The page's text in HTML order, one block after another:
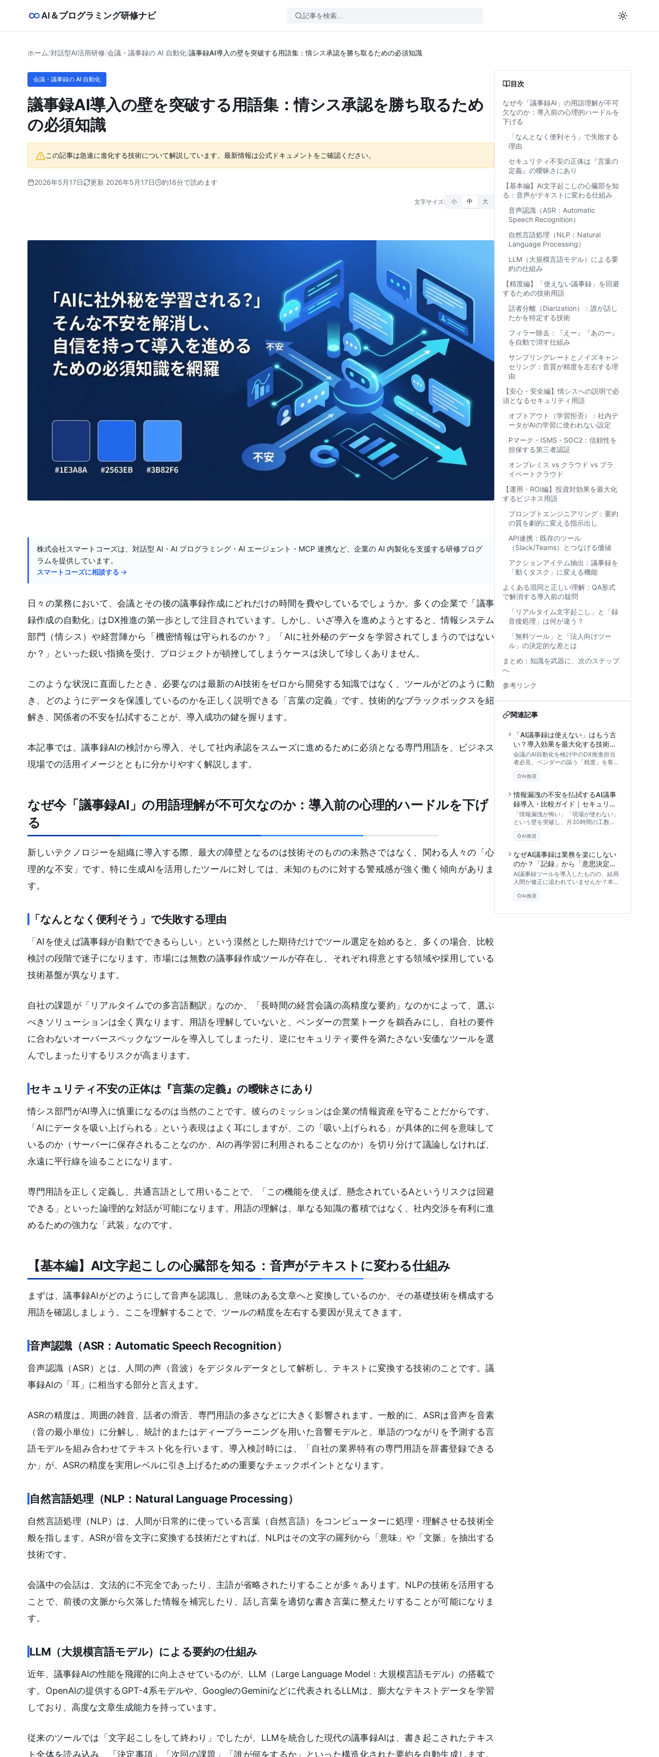
AI＆プログラミング研修ナビ
ホーム/対話型AI活用研修/会議・議事録の AI 自動化/議事録AI導入の壁を突破する用語集：情シス承認を勝ち取るための必須知識
会議・議事録の AI 自動化
議事録AI導入の壁を突破する用語集：情シス承認を勝ち取るため
の必須知識
この記事は急速に進化する技術について解説しています。最新情報は公式ドキュメントをご確認ください。
2026年5月17日 更新 2026年5月17日 約16分で読めます
文字サイズ: 小 中 大
株式会社スマートコーズは、対話型 AI・AI プログラミング・AI エージェント・MCP 連携など、企業の AI 内製化を支援する研修プログ
ラムを提供しています。
スマートコーズに相談する →
日々の業務において、会議とその後の議事録作成にどれだけの時間を費やしているでしょうか。多くの企業で「議事
録作成の自動化」はDX推進の第一歩として注目されています。しかし、いざ導入を進めようとすると、情報システム
部門（情シス）や経営陣から「機密情報は守られるのか？」「AIに社外秘のデータを学習されてしまうのではない
か？」といった鋭い指摘を受け、プロジェクトが頓挫してしまうケースは決して珍しくありません。
このような状況に直面したとき、必要なのは最新のAI技術をゼロから開発する知識ではなく、ツールがどのように動
き、どのようにデータを保護しているのかを正しく説明できる「言葉の定義」です。技術的なブラックボックスを紐
解き、関係者の不安を払拭することが、導入成功の鍵を握ります。
本記事では、議事録AIの検討から導入、そして社内承認をスムーズに進めるために必須となる専門用語を、ビジネス
現場での活用イメージとともに分かりやすく解説します。
なぜ今「議事録AI」の用語理解が不可欠なのか：導入前の心理的ハードルを下げ
る
新しいテクノロジーを組織に導入する際、最大の障壁となるのは技術そのものの未熟さではなく、関わる人々の「心
理的な不安」です。特に生成AIを活用したツールに対しては、未知のものに対する警戒感が強く働く傾向がありま
す。
「なんとなく便利そう」で失敗する理由
「AIを使えば議事録が自動でできるらしい」という漠然とした期待だけでツール選定を始めると、多くの場合、比較
検討の段階で迷子になります。市場には無数の議事録作成ツールが存在し、それぞれ得意とする領域や採用している
技術基盤が異なります。
自社の課題が「リアルタイムでの多言語翻訳」なのか、「長時間の経営会議の高精度な要約」なのかによって、選ぶ
べきソリューションは全く異なります。用語を理解していないと、ベンダーの営業トークを鵜呑みにし、自社の要件
に合わないオーバースペックなツールを導入してしまったり、逆にセキュリティ要件を満たさない安価なツールを選
んでしまったりするリスクが高まります。
セキュリティ不安の正体は『言葉の定義』の曖昧さにあり
情シス部門がAI導入に慎重になるのは当然のことです。彼らのミッションは企業の情報資産を守ることだからです。
「AIにデータを吸い上げられる」という表現はよく耳にしますが、この「吸い上げられる」が具体的に何を意味して
いるのか（サーバーに保存されることなのか、AIの再学習に利用されることなのか）を切り分けて議論しなければ、
永遠に平行線を辿ることになります。
専門用語を正しく定義し、共通言語として用いることで、「この機能を使えば、懸念されているAというリスクは回避
できる」といった論理的な対話が可能になります。用語の理解は、単なる知識の蓄積ではなく、社内交渉を有利に進
めるための強力な「武装」なのです。
【基本編】AI文字起こしの心臓部を知る：音声がテキストに変わる仕組み
まずは、議事録AIがどのようにして音声を認識し、意味のある文章へと変換しているのか、その基礎技術を構成する
用語を確認しましょう。ここを理解することで、ツールの精度を左右する要因が見えてきます。
音声認識（ASR：Automatic Speech Recognition）
音声認識（ASR）とは、人間の声（音波）をデジタルデータとして解析し、テキストに変換する技術のことです。議
事録AIの「耳」に相当する部分と言えます。
ASRの精度は、周囲の雑音、話者の滑舌、専門用語の多さなどに大きく影響されます。一般的に、ASRは音声を音素
（音の最小単位）に分解し、統計的またはディープラーニングを用いた音響モデルと、単語のつながりを予測する言
語モデルを組み合わせてテキスト化を行います。導入検討時には、「自社の業界特有の専門用語を辞書登録できる
か」が、ASRの精度を実用レベルに引き上げるための重要なチェックポイントとなります。
自然言語処理（NLP：Natural Language Processing）
自然言語処理（NLP）は、人間が日常的に使っている言葉（自然言語）をコンピューターに処理・理解させる技術全
般を指します。ASRが音を文字に変換する技術だとすれば、NLPはその文字の羅列から「意味」や「文脈」を抽出する
技術です。
会議中の会話は、文法的に不完全であったり、主語が省略されたりすることが多々あります。NLPの技術を活用する
ことで、前後の文脈から欠落した情報を補完したり、話し言葉を適切な書き言葉に整えたりすることが可能になりま
す。
LLM（大規模言語モデル）による要約の仕組み
近年、議事録AIの性能を飛躍的に向上させているのが、LLM（Large Language Model：大規模言語モデル）の搭載で
す。OpenAIの提供するGPT-4系モデルや、GoogleのGeminiなどに代表されるLLMは、膨大なテキストデータを学習
しており、高度な文章生成能力を持っています。
従来のツールでは「文字起こしをして終わり」でしたが、LLMを統合した現代の議事録AIは、書き起こされたテキス
ト全体を読み込み、「決定事項」「次回の課題」「誰が何をするか」といった構造化された要約を自動生成します。
目次
なぜ今「議事録AI」の用語理解が不可
欠なのか：導入前の心理的ハードルを
下げる
「なんとなく便利そう」で失敗する
理由
セキュリティ不安の正体は『言葉の
定義』の曖昧さにあり
【基本編】AI文字起こしの心臓部を知
る：音声がテキストに変わる仕組み
音声認識（ASR：Automatic
Speech Recognition）
自然言語処理（NLP：Natural
Language Processing）
LLM（大規模言語モデル）による要
約の仕組み
【精度編】「使えない議事録」を回避
するための技術用語
話者分離（Diarization）：誰が話し
たかを特定する技術
フィラー除去：『えー』『あのー』
を自動で消す仕組み
サンプリングレートとノイズキャン
セリング：音質が精度を左右する理
由
【安心・安全編】情シスへの説明で必
須となるセキュリティ用語
オプトアウト（学習拒否）：社内デ
ータがAIの学習に使われない設定
Pマーク・ISMS・SOC2：信頼性を
担保する第三者認証
オンプレミス vs クラウド vs プラ
イベートクラウド
【運用・ROI編】投資対効果を最大化
するビジネス用語
プロンプトエンジニアリング：要約
の質を劇的に変える指示出し
API連携：既存のツール
（Slack/Teams）とつなげる価値
アクションアイテム抽出：議事録を
「動くタスク」に変える機能
よくある混同と正しい理解：QA形式
で解消する導入前の疑問
「リアルタイム文字起こし」と「録
音後処理」は何が違う？
「無料ツール」と「法人向けツー
ル」の決定的な差とは
まとめ：知識を武器に、次のステップ
へ
参考リンク
関連記事
「AI議事録は使えない」はもう古
い？導入効果を最大化する技術と
エビデンスの基礎知識
会議のAI自動化を検討中のDX推進担当
者必見。ベンダーの謳う「精度」を客観
的に評価し、ROIを最大化するための重
要用語と評価フレームワークを徹底解
ます。
AI推奨
情報漏洩の不安を払拭するAI議事
録導入・比較ガイド｜セキュリテ
ィ審査と現場定着の実践アプロー
チ
「情報漏洩が怖い」「現場が使わない」
という壁を突破し、月30時間の工数削
減を実現するAI議事録の導入ガイド。AI
エージェント設計の専門的視点から、セ
定基準、ハルシネーション対策まで、本
番運用で破綻しない実践的アプローチを
解説します。
AI推奨
なぜAI議事録は業務を楽にしない
のか？「記録」から「意思決定の
伴走者」へ変革するアプローチ
AI議事録ツールを導入したものの、結局
人間が修正に追われていませんか？本記
事では、AIエージェント開発の視点か
ら、議事録作成が効率化されない根本原
待や事後処理という固定観念を打破し、
AI推奨